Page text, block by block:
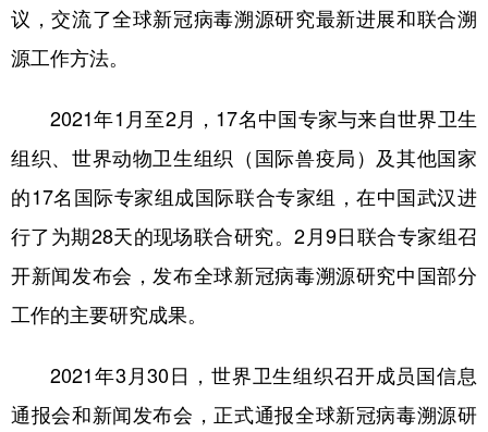
议，交流了全球新冠病毒溯源研究最新进展和联合溯
源工作方法。
2021年1月至2月，17名中国专家与来自世界卫生
组织、世界动物卫生组织（国际兽疫局）及其他国家
的17名国际专家组成国际联合专家组，在中国武汉进
行了为期28天的现场联合研究。2月9日联合专家组召
开新闻发布会，发布全球新冠病毒溯源研究中国部分
工作的主要研究成果。
2021年3月30日，世界卫生组织召开成员国信息
通报会和新闻发布会，正式通报全球新冠病毒溯源研